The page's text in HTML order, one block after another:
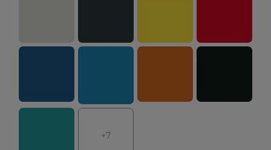
+7